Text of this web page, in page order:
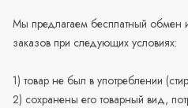
Мы предлагаем бесплатный обмен
заказов при следующих условиях:
1) товар не был в употреблении
2) сохранены его товарный вид,